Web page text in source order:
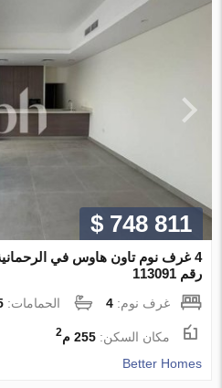
$ 748 811
4 غرف نوم تاون هاوس في
رقم 113091
غرف نوم:4 الحمامات:
مكان السكن:255 م 2
Better Homes